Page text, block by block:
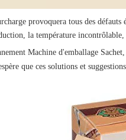
provoquera tous des défauts
la température
Machine d'emballage Sachet
que ces solutions et